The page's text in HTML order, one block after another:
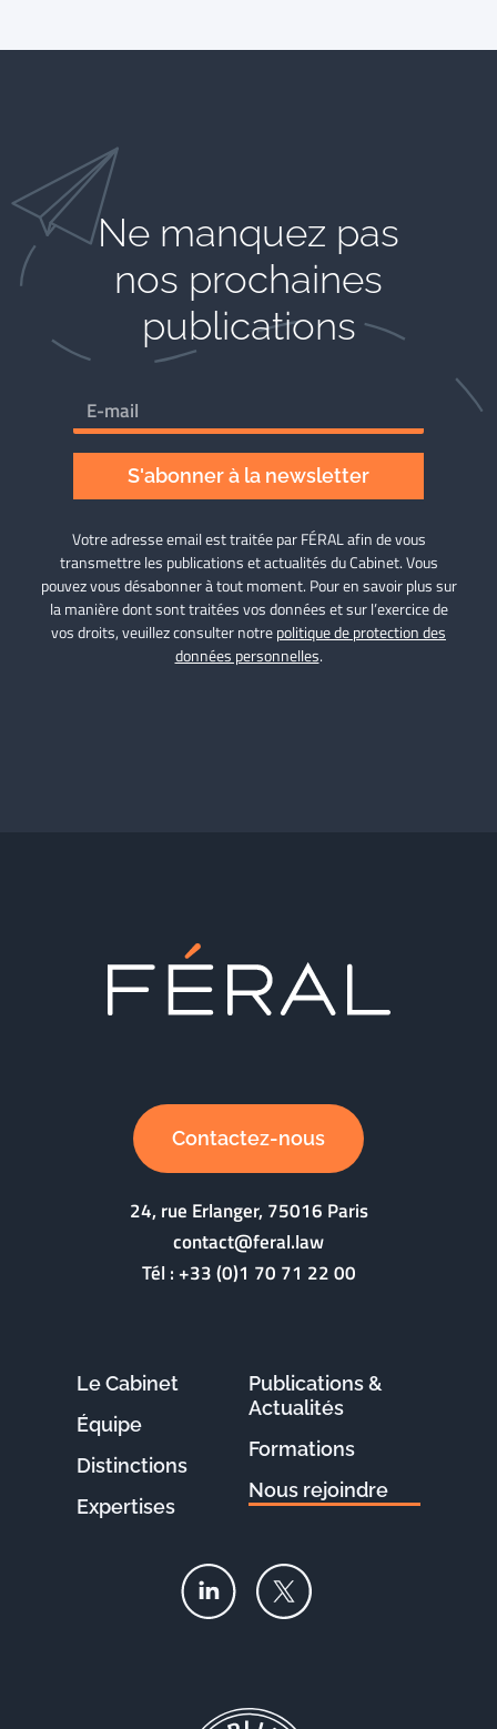
Ne manquez pas
nos prochaines
publications
S'abonner à la newsletter
Votre adresse email est traitée par FÉRAL afin de vous
transmettre les publications et actualités du Cabinet. Vous
pouvez vous désabonner à tout moment. Pour en savoir plus sur
la manière dont sont traitées vos données et sur l’exercice de
vos droits, veuillez consulter notrepolitique de protection des
données personnelles.
Contactez-nous
24, rue Erlanger, 75016 Paris
contact@feral.law
Tél :+33 (0)1 70 71 22 00
Le Cabinet
Équipe
Distinctions
Expertises
Publications &
Actualités
Formations
Nous rejoindre